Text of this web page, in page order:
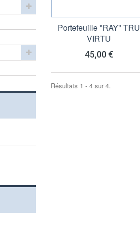
Portefeuille "RAY" TRU
VIRTU
45,00 €
Résultats 1 - 4 sur 4.